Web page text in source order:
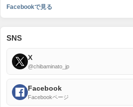
Facebookで見る
SNS
X
@chibaminato_jp
Facebook
Facebookページ